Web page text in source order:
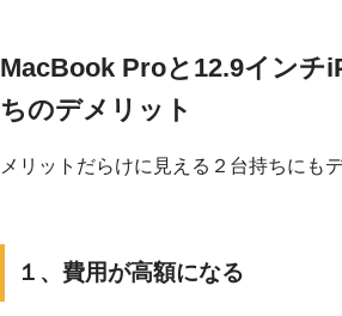
MacBook Proと12.9インチ
ちのデメリット
メリットだらけに見える２台持ちにも
１、費用が高額になる